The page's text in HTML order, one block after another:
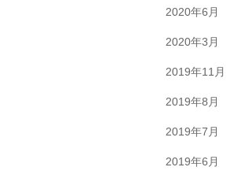
2020年6月
2020年3月
2019年11月
2019年8月
2019年7月
2019年6月